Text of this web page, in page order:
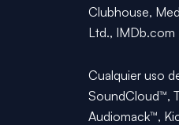
Clubhouse,
Ltd., IMDb.com
Cualquier uso
SoundCloud™,
Audiomack™,